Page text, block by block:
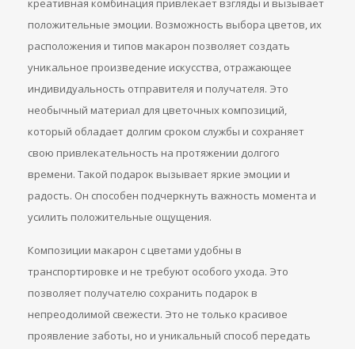
креативная комбинация привлекает взгляды и вызывает
положительные эмоции. Возможность выбора цветов, их
расположения и типов макарон позволяет создать
уникальное произведение искусства, отражающее
индивидуальность отправителя и получателя. Это
необычный материал для цветочных композиций,
который обладает долгим сроком службы и сохраняет
свою привлекательность на протяжении долгого
времени. Такой подарок вызывает яркие эмоции и
радость. Он способен подчеркнуть важность момента и
усилить положительные ощущения.
Композиции макарон с цветами удобны в
транспортировке и не требуют особого ухода. Это
позволяет получателю сохранить подарок в
непреодолимой свежести. Это не только красивое
проявление заботы, но и уникальный способ передать